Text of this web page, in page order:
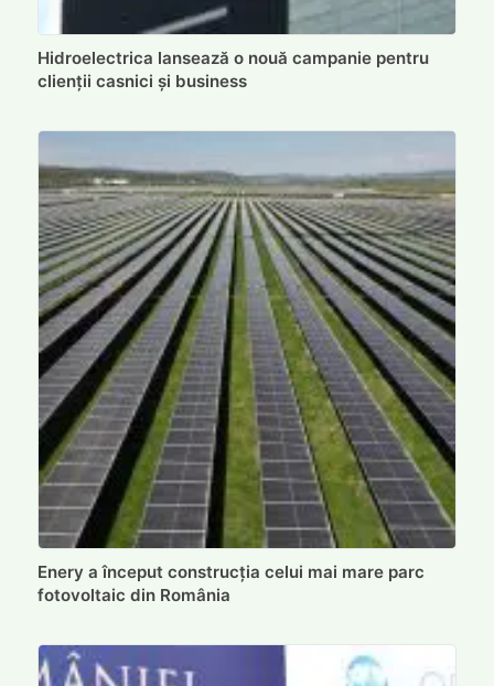
Hidroelectrica lansează o nouă campanie pentru
clienții casnici și business
Enery a început construcția celui mai mare parc
fotovoltaic din România